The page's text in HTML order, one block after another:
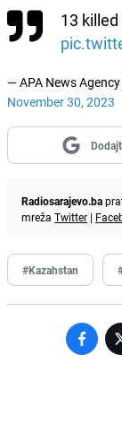
13
— APA News
November 30, 2023
Radiosarajevo.ba
mreža Twitter |
#Kazahstan